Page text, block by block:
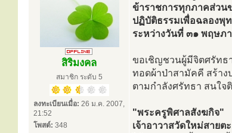
สิริมงคล
สมาชิก ระดับ 5
ลงทะเบียนเมื่อ: 26 ม.ค. 2007,
21:52
โพสต์: 348
ข้าราชการทุกภาคส่วน
ปฏิบัติธรรมเพื่อฉลองพุ
ระหว่างวันที่ ๓๑ พฤษ
ขอเชิญชวนผู้มีจิตศรัทธ
ทอดผ้าป่าสามัคคี สร้าง
ตามกำลังศรัทธา สนใจ
"พระครูพิศาลสังฆกิจ"
เจ้าอาวาสวัดใหม่สายต